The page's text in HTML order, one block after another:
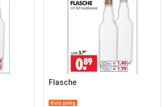
Flasche
Bald gültig